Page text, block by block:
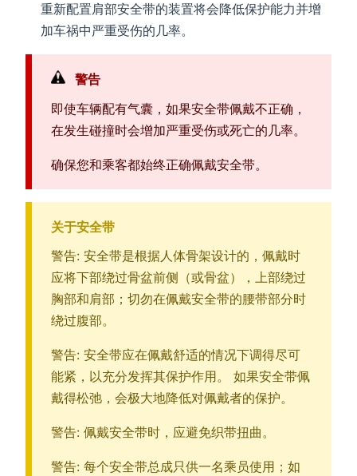
重新配置肩部安全带的装置将会降低保护能力并增
加车祸中严重受伤的几率。
警告
即使车辆配有气囊，如果安全带佩戴不正确，
在发生碰撞时会增加严重受伤或死亡的几率。
确保您和乘客都始终正确佩戴安全带。
关于安全带
警告: 安全带是根据人体骨架设计的，佩戴时
应将下部绕过骨盆前侧（或骨盆），上部绕过
胸部和肩部；切勿在佩戴安全带的腰带部分时
绕过腹部。
警告: 安全带应在佩戴舒适的情况下调得尽可
能紧，以充分发挥其保护作用。 如果安全带佩
戴得松弛，会极大地降低对佩戴者的保护。
警告: 佩戴安全带时，应避免织带扭曲。
警告: 每个安全带总成只供一名乘员使用；如